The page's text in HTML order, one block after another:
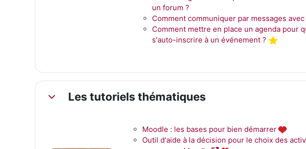
un forum ?
Comment communiquer par messages
Comment mettre en place un agenda pour
s'auto-inscrire à un événement ?
ReplierLes tutoriels thématiques
Moodle : les bases pour bien démarrer
Outil d'aide à la décision pour le choix des